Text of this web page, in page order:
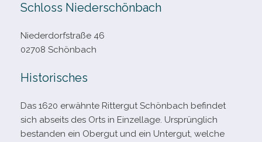
Schloss Niederschönbach
Niederdorfstraße 46
02708 Schönbach
Historisches
Das 1620 erwähnte Rittergut Schönbach befin­det
sich abseits des Orts in Einzellage. Ursprünglich
bestan­den ein Obergut und ein Untergut, wel­che